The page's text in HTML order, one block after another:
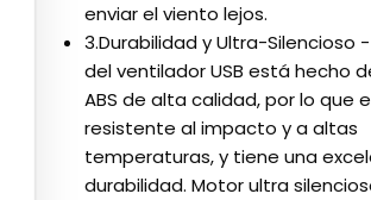
enviar el viento lejos.
3.Durabilidad y Ultra-Silencioso
del ventilador USB está hecho
ABS de alta calidad, por lo que
resistente al impacto y a altas
temperaturas, y tiene una
durabilidad. Motor ultra